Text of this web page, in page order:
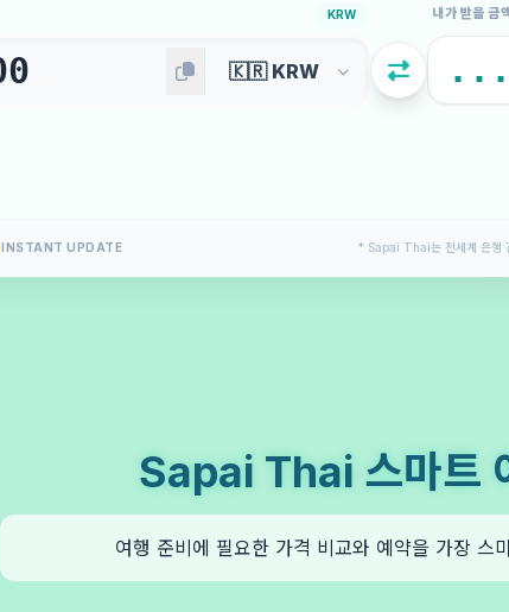
KRW 내가 받을 금
INSTANT UPDATE * Sapai Thai는 전세계 은행
Sapai Thai 스마트
여행 준비에 필요한 가격 비교와 예약을 가장 스